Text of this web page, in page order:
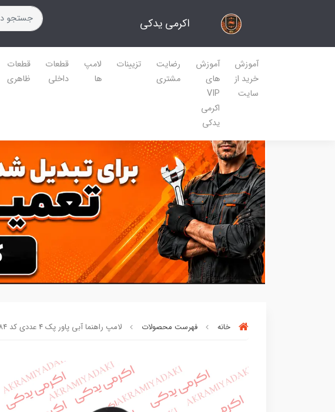
اکرمی یدکی
آموزش
خرید از
سایت
آموزش
های
VIP
اکرمی
یدکی
رضایت
مشتری
تزیینات
لامپ
ها
قطعات
داخلی
قطعات
ظاهری
خانه فهرست محصولات لامپ راهنما آبی پاور پک 4 عددی کد ۱۰۹۳۸۴